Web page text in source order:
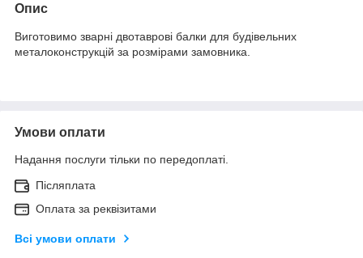
Опис
Виготовимо зварні двотаврові балки для будівельних
металоконструкцій за розмірами замовника.
Умови оплати
Надання послуги тільки по передоплаті.
Післяплата
Оплата за реквізитами
Всі умови оплати